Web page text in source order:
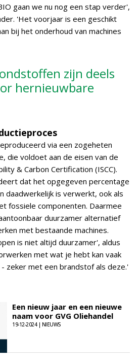
gaan we nu nog een stap verder',
'Het voorjaar is een geschikt
bij het onderhoud van machines
zijn deels
hernieuwbare
via een zogeheten
die voldoet aan de eisen van de
& Carbon Certification (ISCC).
dat het opgegeven percentage
daadwerkelijk is verwerkt, ook als
fossiele componenten. Daarmee
duurzamer alternatief
met bestaande machines.
is niet altijd duurzamer', aldus
met wat je hebt kan vaak
zeker met een brandstof als deze.'
Een nieuw jaar en een nieuwe
naam voor GVG Oliehandel
19-12-2024 | NIEUWS